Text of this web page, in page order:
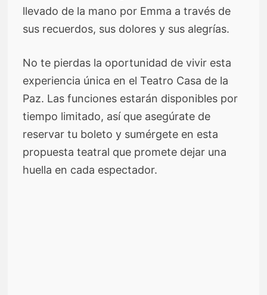
llevado de la mano por Emma a través de
sus recuerdos, sus dolores y sus alegrías.
No te pierdas la oportunidad de vivir esta
experiencia única en el Teatro Casa de la
Paz. Las funciones estarán disponibles por
tiempo limitado, así que asegúrate de
reservar tu boleto y sumérgete en esta
propuesta teatral que promete dejar una
huella en cada espectador.